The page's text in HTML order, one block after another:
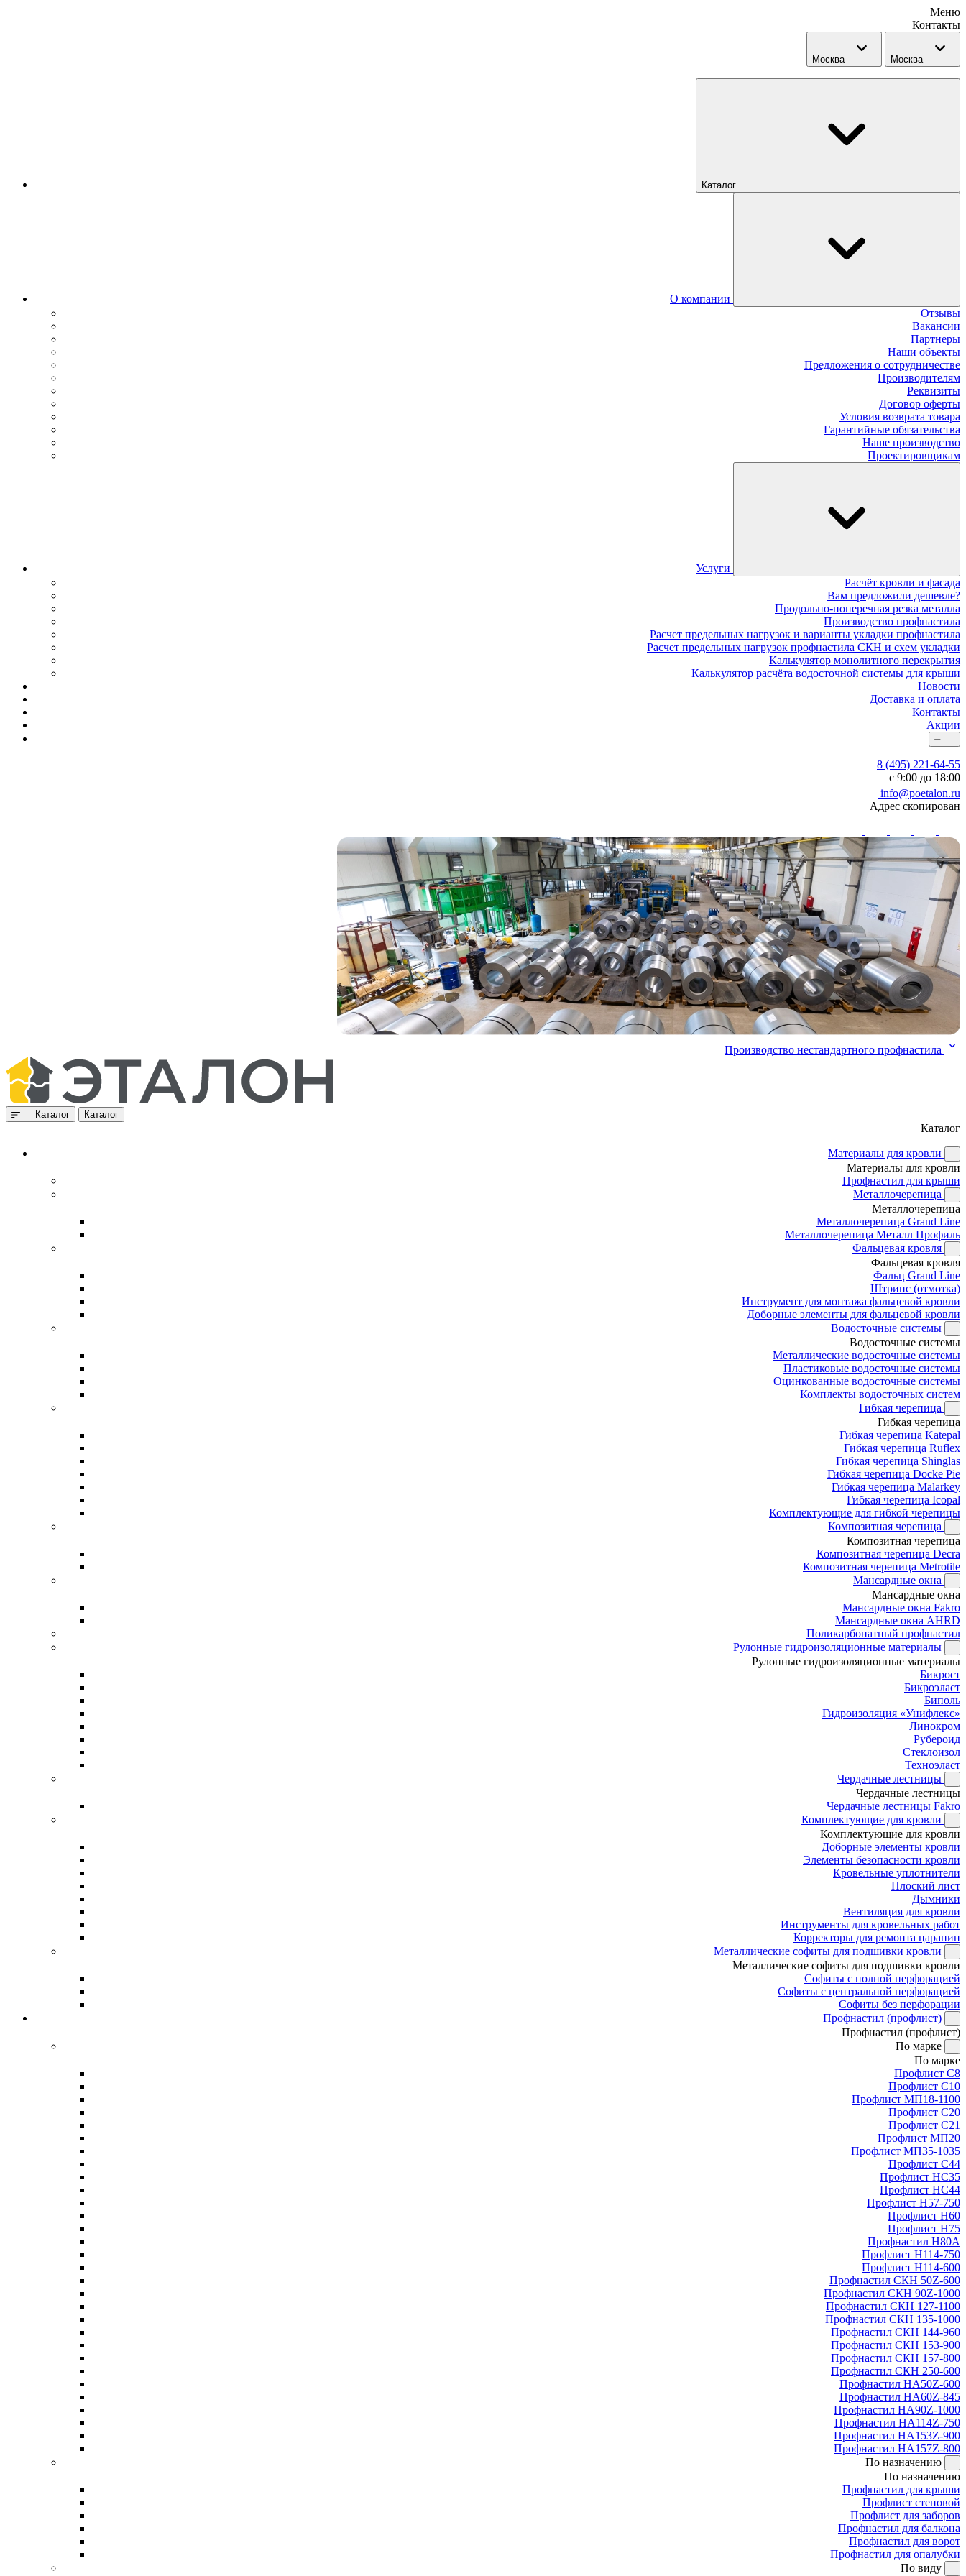
Меню
Контакты
Москва Москва
Каталог
О компании
Отзывы
Вакансии
Партнеры
Наши объекты
Предложения о сотрудничестве
Производителям
Реквизиты
Договор оферты
Условия возврата товара
Гарантийные обязательства
Наше производство
Проектировщикам
Услуги
Расчёт кровли и фасада
Вам предложили дешевле?
Продольно-поперечная резка металла
Производство профнастила
Расчет предельных нагрузок и варианты укладки профнастила
Расчет предельных нагрузок профнастила СКН и схем укладки
Калькулятор монолитного перекрытия
Калькулятор расчёта водосточной системы для крыши
Новости
Доставка и оплата
Контакты
Акции
8 (495) 221-64-55
с 9:00 до 18:00
info@poetalon.ru
Адрес скопирован
Производство нестандартного профнастила
Каталог Каталог
Каталог
Материалы для кровли
Материалы для кровли
Профнастил для крыши
Металлочерепица
Металлочерепица
Металлочерепица Grand Line
Металлочерепица Металл Профиль
Фальцевая кровля
Фальцевая кровля
Фальц Grand Line
Штрипс (отмотка)
Инструмент для монтажа фальцевой кровли
Доборные элементы для фальцевой кровли
Водосточные системы
Водосточные системы
Металлические водосточные системы
Пластиковые водосточные системы
Оцинкованные водосточные системы
Комплекты водосточных систем
Гибкая черепица
Гибкая черепица
Гибкая черепица Katepal
Гибкая черепица Ruflex
Гибкая черепица Shinglas
Гибкая черепица Docke Pie
Гибкая черепица Malarkey
Гибкая черепица Icopal
Комплектующие для гибкой черепицы
Композитная черепица
Композитная черепица
Композитная черепица Decra
Композитная черепица Metrotile
Мансардные окна
Мансардные окна
Мансардные окна Fakro
Мансардные окна AHRD
Поликарбонатный профнастил
Рулонные гидроизоляционные материалы
Рулонные гидроизоляционные материалы
Бикрост
Бикроэласт
Биполь
Гидроизоляция «Унифлекс»
Линокром
Рубероид
Стеклоизол
Техноэласт
Чердачные лестницы
Чердачные лестницы
Чердачные лестницы Fakro
Комплектующие для кровли
Комплектующие для кровли
Доборные элементы кровли
Элементы безопасности кровли
Кровельные уплотнители
Плоский лист
Дымники
Вентиляция для кровли
Инструменты для кровельных работ
Корректоры для ремонта царапин
Металлические софиты для подшивки кровли
Металлические софиты для подшивки кровли
Софиты с полной перфорацией
Софиты с центральной перфорацией
Софиты без перфорации
Профнастил (профлист)
Профнастил (профлист)
По марке
По марке
Профлист С8
Профлист С10
Профлист МП18-1100
Профлист С20
Профлист С21
Профлист МП20
Профлист МП35-1035
Профлист С44
Профлист НС35
Профлист НС44
Профлист Н57-750
Профлист Н60
Профлист Н75
Профнастил Н80А
Профлист Н114-750
Профлист Н114-600
Профнастил СКН 50Z-600
Профнастил СКН 90Z-1000
Профнастил СКН 127-1100
Профнастил СКН 135-1000
Профнастил СКН 144-960
Профнастил СКН 153-900
Профнастил СКН 157-800
Профнастил СКН 250-600
Профнастил НА50Z-600
Профнастил НА60Z-845
Профнастил НА90Z-1000
Профнастил НА114Z-750
Профнастил НА153Z-900
Профнастил НА157Z-800
По назначению
По назначению
Профнастил для крыши
Профлист стеновой
Профлист для заборов
Профнастил для балкона
Профнастил для ворот
Профнастил для опалубки
По виду